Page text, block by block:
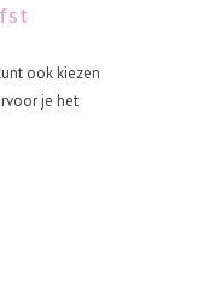
ook kiezen
je het